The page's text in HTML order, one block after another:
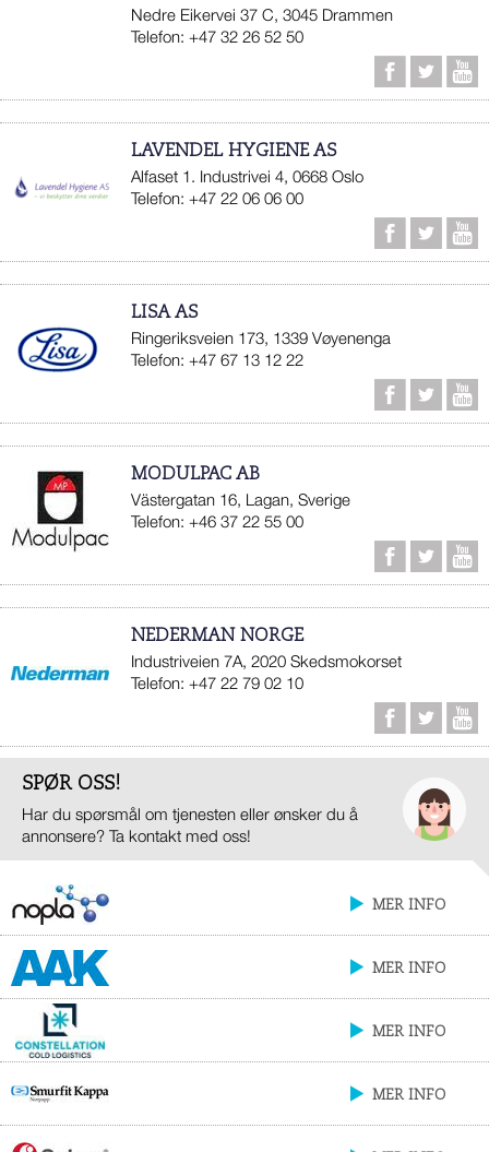
Nedre Eikervei 37 C, 3045 Drammen
Telefon: +47 32 26 52 50
LAVENDEL HYGIENE AS
Alfaset 1. Industrivei 4, 0668 Oslo
Telefon: +47 22 06 06 00
LISA AS
Ringeriksveien 173, 1339 Vøyenenga
Telefon: +47 67 13 12 22
MODULPAC AB
Västergatan 16, Lagan, Sverige
Telefon: +46 37 22 55 00
NEDERMAN NORGE
Industriveien 7A, 2020 Skedsmokorset
Telefon: +47 22 79 02 10
SPØR OSS!
Har du spørsmål om tjenesten eller ønsker du å
annonsere? Ta kontakt med oss!
MER INFO
MER INFO
MER INFO
MER INFO